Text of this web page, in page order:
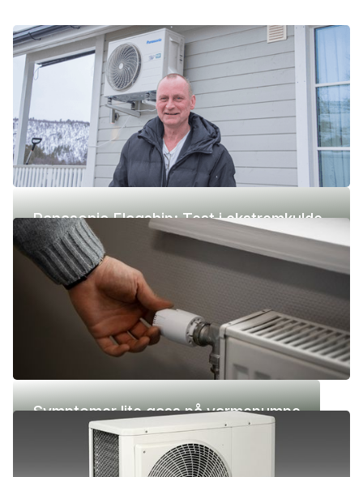
Panasonic Flagship: Test i ekstremkulde
(-42 °C)
Symptomer lite gass på varmepumpe